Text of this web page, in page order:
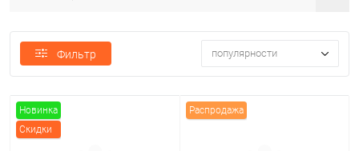
Фильтр популярности
Новинка
Скидки
Распродажа